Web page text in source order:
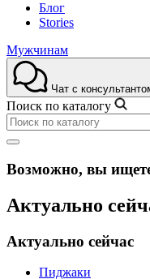
Блог
Stories
Мужчинам
Чат с
Поиск по каталогу
Возможно, вы
Актуально
Актуально сейчас
Пиджаки